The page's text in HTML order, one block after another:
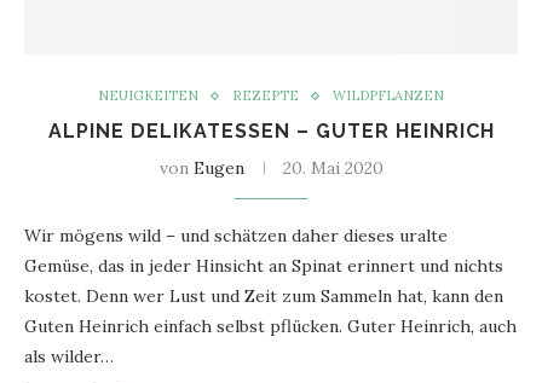
NEUIGKEITEN REZEPTE WILDPFLANZEN
ALPINE DELIKATESSEN – GUTER HEINRICH
von Eugen 20. Mai 2020
Wir mögens wild – und schätzen daher dieses uralte
Gemüse, das in jeder Hinsicht an Spinat erinnert und nichts
kostet. Denn wer Lust und Zeit zum Sammeln hat, kann den
Guten Heinrich einfach selbst pflücken. Guter Heinrich, auch
als wilder…